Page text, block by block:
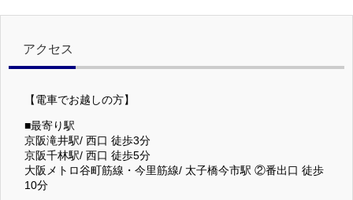
アクセス
【電車でお越しの方】
■最寄り駅
京阪滝井駅/ 西口 徒歩3分
京阪千林駅/ 西口 徒歩5分
大阪メトロ谷町筋線・今里筋線/ 太子橋今市駅 ②番出口 徒歩
10分